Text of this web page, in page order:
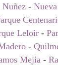
Nuñez -
Leloir -
-
Mejia -